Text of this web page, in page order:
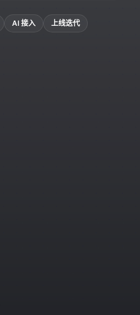
AI 接入 上线迭代